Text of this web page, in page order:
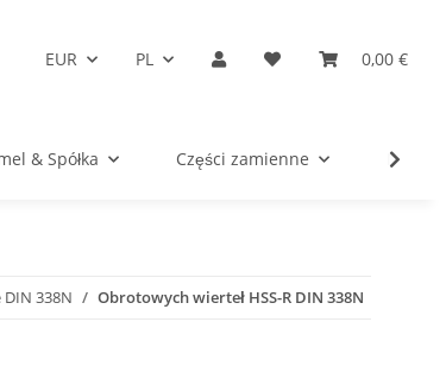
EUR PL 0,00 €
& Spółka Części zamienne
DIN 338N Obrotowych wierteł HSS-R DIN 338N